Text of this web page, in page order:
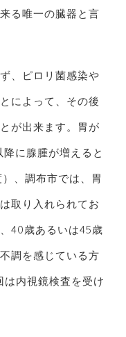
る唯一の臓器と言
、ピロリ菌感染や
によって、その後
が出来ます。胃が
に腺腫が増えると
、調布市では、胃
取り入れられてお
40歳あるいは45歳
調を感じている方
は内視鏡検査を受け